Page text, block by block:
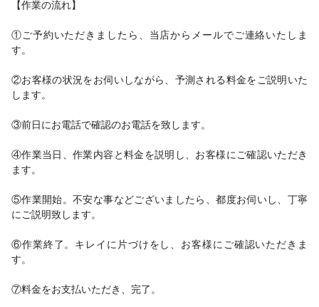
【作業の流れ】
①ご予約いただきましたら、当店からメールでご連絡いたしま
す。
②お客様の状況をお伺いしながら、予測される料金をご説明いた
します。
③前日にお電話で確認のお電話を致します。
④作業当日、作業内容と料金を説明し、お客様にご確認いただき
ます。
⑤作業開始。不安な事などございましたら、都度お伺いし、丁寧
にご説明致します。
⑥作業終了。キレイに片づけをし、お客様にご確認いただきま
す。
⑦料金をお支払いただき、完了。